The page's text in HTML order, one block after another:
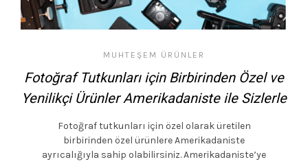
MUHTEŞEM ÜRÜNLER
Fotoğraf Tutkunları için Birbirinden Özel ve
Yenilikçi Ürünler Amerikadaniste ile Sizlerle
Fotoğraf tutkunları için özel olarak üretilen
birbirinden özel ürünlere Amerikadaniste
ayrıcalığıyla sahip olabilirsiniz. Amerikadaniste’ye